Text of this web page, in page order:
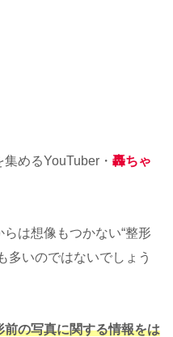
集めるYouTuber・ 轟ちゃ
は想像もつかない“整形
多いのではないでしょう
の写真に関する情報をは